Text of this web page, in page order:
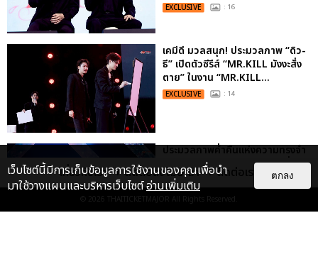
EXCLUSIVE : 16
เคมีดี มวลสนุก! ประมวลภาพ “ดิว-
ธี” เปิดตัวซีรีส์ “MR.KILL มังงะสั่ง
ตาย” ในงาน “MR.KILL...
EXCLUSIVE : 14
ประมวลภาพค่ำคืนแห่งความทรงจำ
ของ ITZY และมิดจีไทย ในวันที่
หัวใจส่องสว่างไปพร้อมกัน
EXCLUSIVE
เกี่ยวกับเรา ติดต่อลงโฆษณา ติดต่อเรา
© 2026 THAITICKETMAJOR All Rights Reserved.
เว็บไซต์นี้มีการเก็บข้อมูลการใช้งานของคุณเพื่อนำ
มาใช้วางแผนและบริหารเว็บไซต์อ่านเพิ่มเติม
ตกลง